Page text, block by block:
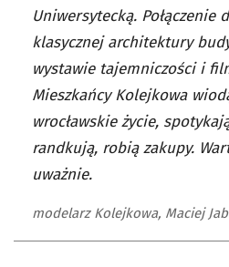
Uniwersytecką. Połączenie
klasycznej architektury
wystawie tajemniczości i
Mieszkańcy Kolejkowa
wrocławskie życie,
randkują, robią zakupy.
uważnie.
modelarz Kolejkowa, Maciej